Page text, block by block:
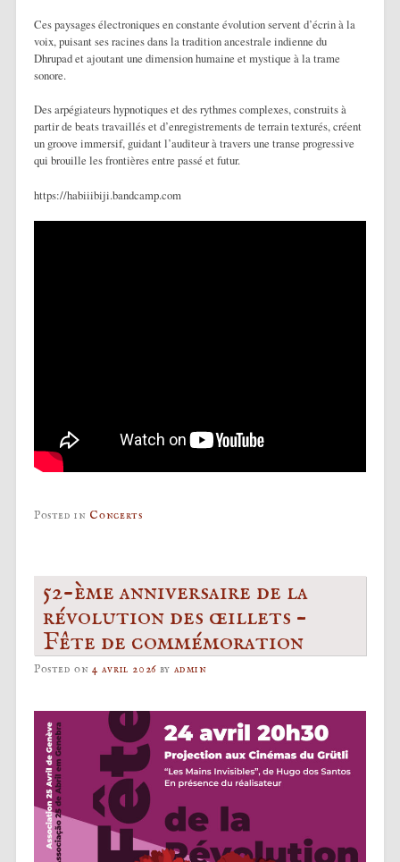
Ces paysages électroniques en constante évolution servent d’écrin à la
voix, puisant ses racines dans la tradition ancestrale indienne du
Dhrupad et ajoutant une dimension humaine et mystique à la trame
sonore.
Des arpégiateurs hypnotiques et des rythmes complexes, construits à
partir de beats travaillés et d’enregistrements de terrain texturés, créent
un groove immersif, guidant l’auditeur à travers une transe progressive
qui brouille les frontières entre passé et futur.
https://habiiibiji.bandcamp.com
Posted in Concerts
52-ème anniversaire de la
révolution des œillets –
Fête de commémoration
Posted on4 avril 2026 by admin